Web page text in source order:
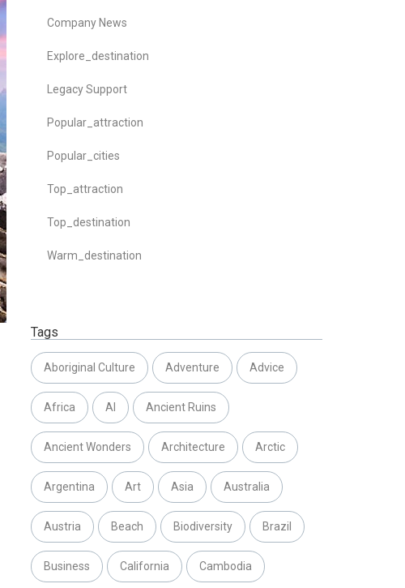
Company News
Explore_destination
Legacy Support
Popular_attraction
Popular_cities
Top_attraction
Top_destination
Warm_destination
Tags
Aboriginal Culture Adventure Advice
Africa AI Ancient Ruins
Ancient Wonders Architecture Arctic
Argentina Art Asia Australia
Austria Beach Biodiversity Brazil
Business California Cambodia